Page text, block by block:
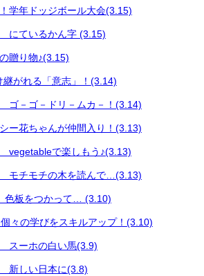
学年ドッジボール大会(3.15)
ているかん字 (3.15)
贈り物♪(3.15)
がれる「意志」！(3.14)
－ゴ－ドリ－ムカ－！(3.14)
ー花ちゃんが仲間入り！(3.13)
で楽しもう♪(3.13)
チモチの木を読んで…(3.13)
板をつかって… (3.10)
々の学びをスキルアップ！(3.10)
ーホの白い馬(3.9)
しい日本に(3.8)